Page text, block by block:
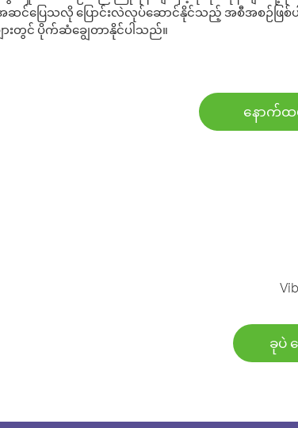
င်ပြေသလို ပြောင်းလဲလုပ်ဆောင်နိုင်သည့် အစီအစဉ်ဖြစ်
ျားတွင် ပိုက်ဆံချွေတာနိုင်ပါသည်။
နောက်ထ
ခုပဲ